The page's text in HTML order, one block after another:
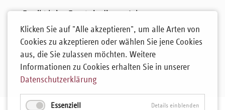
Es gibt keine Events in diesem Jahr.
Klicken Sie auf "Alle akzeptieren", um alle Arten von
Cookies zu akzeptieren oder wählen Sie jene Cookies
aus, die Sie zulassen möchten. Weitere
Informationen zu Cookies erhalten Sie in unserer
Datenschutzerklärung
Essenziell Details einblenden